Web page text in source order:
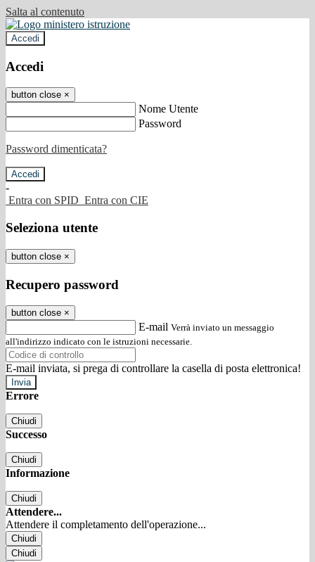
Salta al contenuto
Accedi
Accedi
button close ×
Nome Utente
Password
Password dimenticata?
-
Entra con SPID Entra con CIE
Seleziona utente
button close ×
Recupero password
button close ×
E-mail Verrà inviato un messaggio
all'indirizzo indicato con le istruzioni necessarie.
E-mail inviata, si prega di controllare la casella di posta elettronica!
Errore
Chiudi
Successo
Chiudi
Informazione
Chiudi
Attendere...
Attendere il completamento dell'operazione...
Chiudi
Chiudi